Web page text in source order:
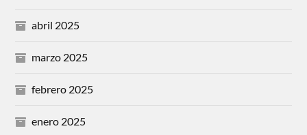
abril 2025
marzo 2025
febrero 2025
enero 2025